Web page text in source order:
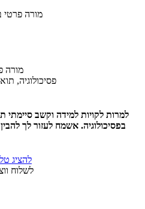
מורה
פסיכולוגיה,
למרות לקויות למידה וקשב סיימתי
בפסיכולוגיה. אשמח לעזור לך
להציג
לשלוח